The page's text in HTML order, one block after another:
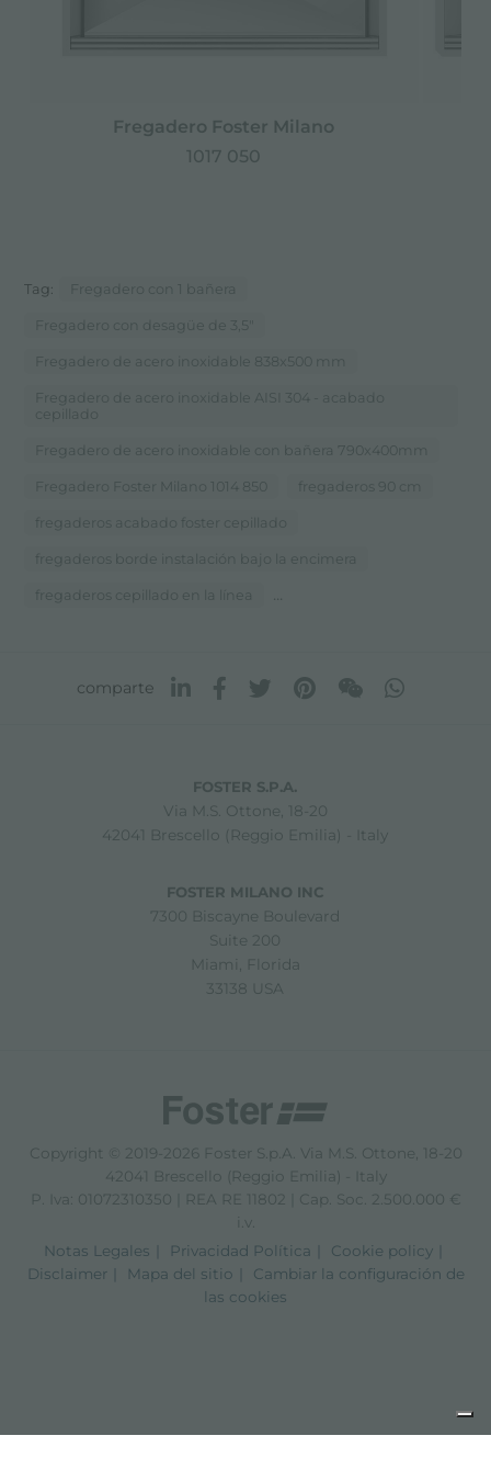
Fregadero Foster Milano
1017 050
Tag: Fregadero con 1 bañera
Fregadero con desagüe de 3,5"
Fregadero de acero inoxidable 838x500 mm
Fregadero de acero inoxidable AISI 304 - acabado
cepillado
Fregadero de acero inoxidable con bañera 790x400mm
Fregadero Foster Milano 1014 850 fregaderos 90 cm
fregaderos acabado foster cepillado
fregaderos borde instalación bajo la encimera
fregaderos cepillado en la línea
comparte
FOSTER S.P.A.
Via M.S. Ottone, 18-20
42041 Brescello (Reggio Emilia) - Italy
FOSTER MILANO INC
7300 Biscayne Boulevard
Suite 200
Miami, Florida
33138 USA
Copyright © 2019-2026 Foster S.p.A. Via M.S. Ottone, 18-20
42041 Brescello (Reggio Emilia) - Italy
P. Iva: 01072310350 | REA RE 11802 | Cap. Soc. 2.500.000 €
i.v.
Notas Legales
Privacidad Política
Cookie policy
Disclaimer
Mapa del sitio
Cambiar la configuración de
las cookies